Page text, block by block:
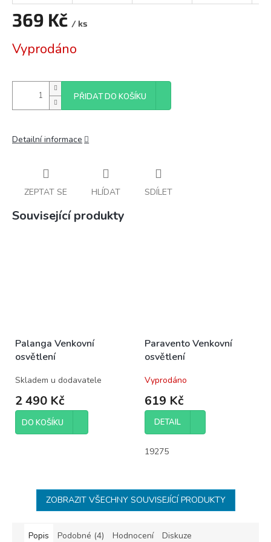
369 Kč / ks
cena:
Vyprodáno
PŘIDAT DO KOŠÍKU
Detailní informace
ZEPTAT SE HLÍDAT SDÍLET
Související produkty
Palanga Venkovní
osvětlení
Skladem u dodavatele
2 490 Kč
DO KOŠÍKU
Paravento Venkovní
osvětlení
Vyprodáno
619 Kč
DETAIL
19275
ZOBRAZIT VŠECHNY SOUVISEJÍCÍ PRODUKTY
Popis Podobné (4) Hodnocení Diskuze